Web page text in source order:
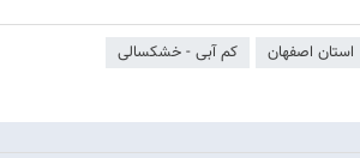
استان اصفهان کم آبی - خشکسالی